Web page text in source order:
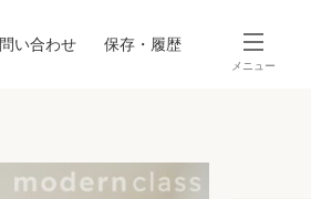
問い合わせ 保存・履歴
メニュー
駅・路線から探す